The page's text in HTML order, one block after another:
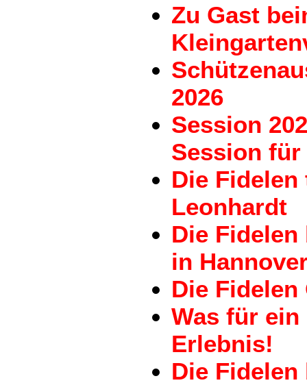
Zu Gast
2026
Session
Session
Die
Leonhardt
Die
in
Die Fidelen
Was für
Erlebnis!
Die